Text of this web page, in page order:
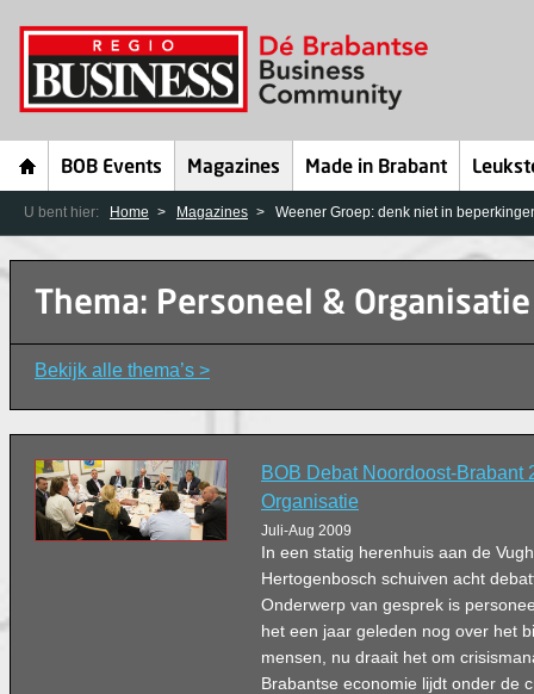
BOB Events Magazines Made in Brabant
U bent hier: Home Magazines Weener Groep: denk niet in
Thema: Personeel & Organisatie
Bekijk alle thema’s >
BOB Debat Noordoost-Brabant
Organisatie
Juli-Aug 2009
In een statig herenhuis aan de
Hertogenbosch schuiven acht
Onderwerp van gesprek is
het een jaar geleden nog over het
mensen, nu draait het om
Brabantse economie lijdt onder de